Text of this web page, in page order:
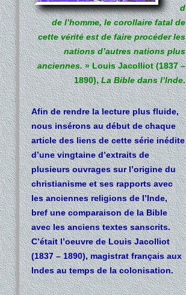
d
de l’homme, le corollaire fatal de
cette vérité est de faire procéder les
nations d’autres nations plus
anciennes.» Louis Jacolliot (1837 –
1890),La Bible dans l’Inde.
Afin de rendre la lecture plus fluide,
nous insérons au début de chaque
article des liens de cette série inédite
d’une vingtaine d’extraits de
plusieurs ouvrages sur l’origine du
christianisme et ses rapports avec
les anciennes religions de l’Inde,
bref une comparaison de la Bible
avec les anciens textes sanscrits.
C’était l’oeuvre de Louis Jacolliot
(1837 – 1890), magistrat français aux
Indes au temps de la colonisation.